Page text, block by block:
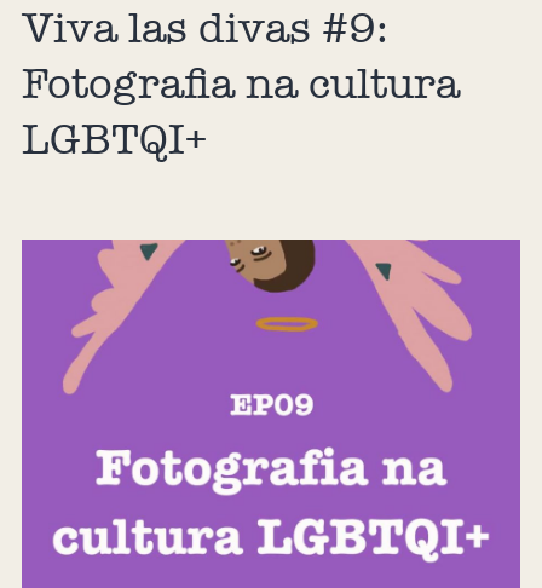
Viva las divas #9:
Fotografia na cultura
LGBTQI+